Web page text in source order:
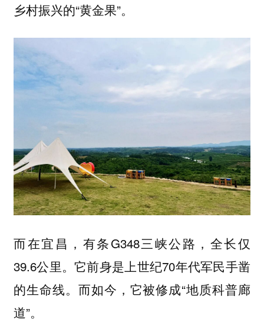
乡村振兴的“黄金果”。
而在宜昌，有条G348三峡公路，全长仅
39.6公里。它前身是上世纪70年代军民手凿
的生命线。而如今，它被修成“地质科普廊
道”。